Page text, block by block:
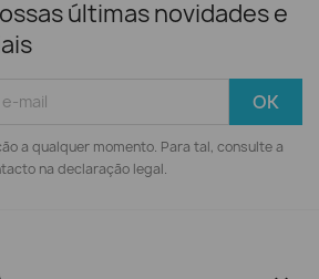
últimas novidades e
a qualquer momento. Para tal, consulte a
na declaração legal.